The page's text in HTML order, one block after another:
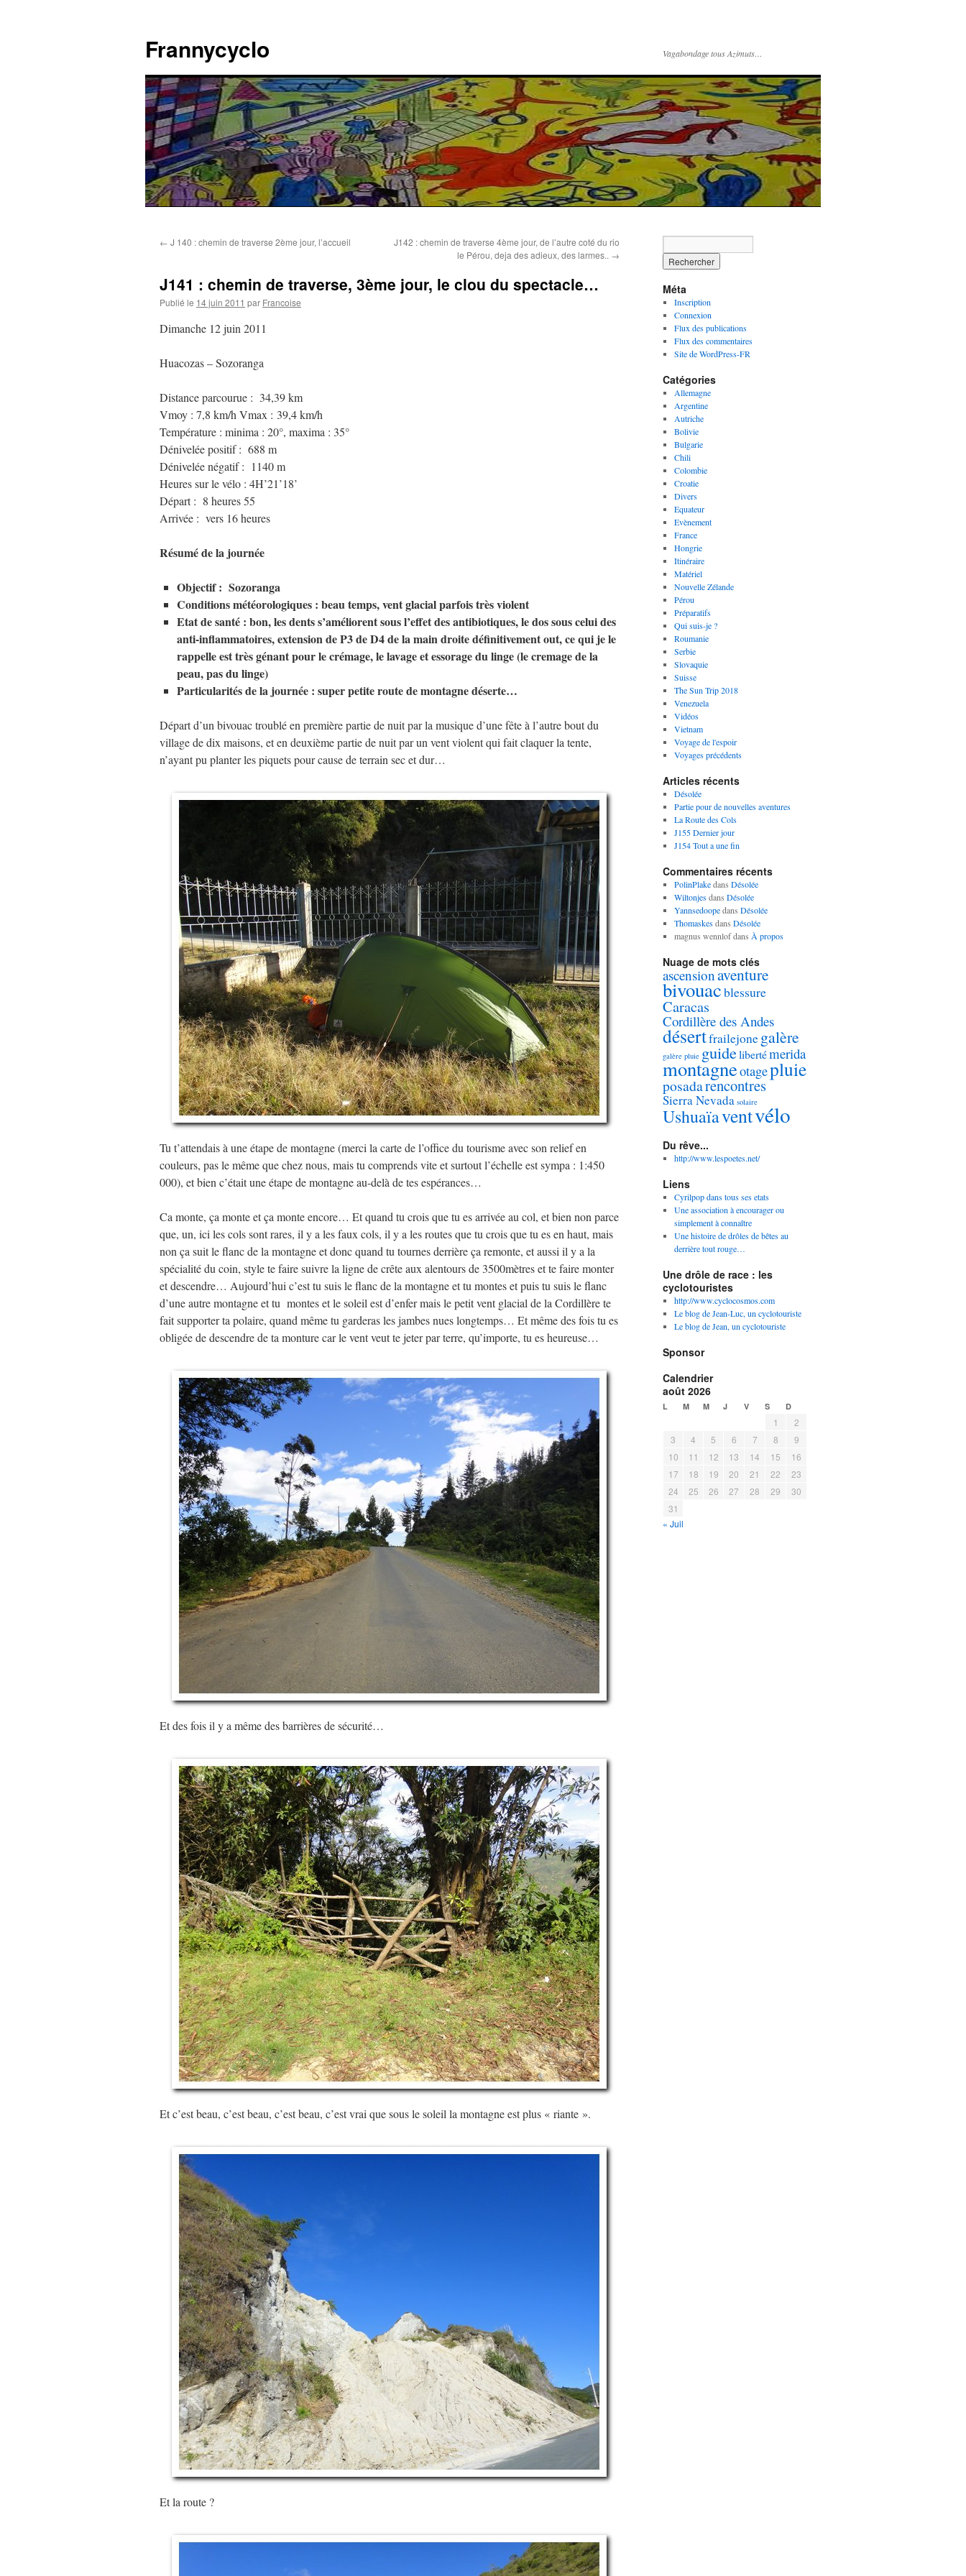
contenu
Frannycyclo Vagabondage tous Azimuts…
← J 140 : chemin de traverse 2ème jour, l’accueil
J142 : chemin de traverse 4ème jour, de l’autre coté du rio
le Pérou, deja des adieux, des larmes.. →
J141 : chemin de traverse, 3ème jour, le clou du spectacle…
Publié le 14 juin 2011 par Francoise
Dimanche 12 juin 2011
Huacozas – Sozoranga
Distance parcourue : 34,39 km
Vmoy : 7,8 km/h Vmax : 39,4 km/h
Température : minima : 20°, maxima : 35°
Dénivelée positif : 688 m
Dénivelée négatif : 1140 m
Heures sur le vélo : 4H’21’18’
Départ : 8 heures 55
Arrivée : vers 16 heures
Résumé de la journée
Objectif : Sozoranga
Conditions météorologiques : beau temps, vent glacial parfois très violent
Etat de santé : bon, les dents s’améliorent sous l’effet des antibiotiques, le dos sous celui des
anti-inflammatoires, extension de P3 de D4 de la main droite définitivement out, ce qui je le
rappelle est très génant pour le crémage, le lavage et essorage du linge (le cremage de la
peau, pas du linge)
Particularités de la journée : super petite route de montagne déserte…
Départ d’un bivouac troublé en première partie de nuit par la musique d’une fête à l’autre bout du
village de dix maisons, et en deuxième partie de nuit par un vent violent qui fait claquer la tente,
n’ayant pu planter les piquets pour cause de terrain sec et dur…
Tu t’attendais à une étape de montagne (merci la carte de l’office du tourisme avec son relief en
couleurs, pas le même que chez nous, mais tu comprends vite et surtout l’échelle est sympa : 1:450
000), et bien c’était une étape de montagne au-delà de tes espérances…
Ca monte, ça monte et ça monte encore… Et quand tu crois que tu es arrivée au col, et bien non parce
que, un, ici les cols sont rares, il y a les faux cols, il y a les routes que tu crois que tu es en haut, mais
non ça suit le flanc de la montagne et donc quand tu tournes derrière ça remonte, et aussi il y a la
spécialité du coin, style te faire suivre la ligne de crête aux alentours de 3500mètres et te faire monter
et descendre… Aujourd’hui c’est tu suis le flanc de la montagne et tu montes et puis tu suis le flanc
d’une autre montagne et tu montes et le soleil est d’enfer mais le petit vent glacial de la Cordillère te
fait supporter ta polaire, quand même tu garderas les jambes nues longtemps… Et même des fois tu es
obligée de descendre de ta monture car le vent veut te jeter par terre, qu’importe, tu es heureuse…
Et des fois il y a même des barrières de sécurité…
Et c’est beau, c’est beau, c’est beau, c’est vrai que sous le soleil la montagne est plus « riante ».
Et la route ?
Méta
Inscription
Connexion
Flux des publications
Flux des commentaires
Site de WordPress-FR
Catégories
Allemagne
Argentine
Autriche
Bolivie
Bulgarie
Chili
Colombie
Croatie
Divers
Equateur
Evènement
France
Hongrie
Itinéraire
Matériel
Nouvelle Zélande
Pérou
Préparatifs
Qui suis-je ?
Roumanie
Serbie
Slovaquie
Suisse
The Sun Trip 2018
Venezuela
Vidéos
Vietnam
Voyage de l'espoir
Voyages précédents
Articles récents
Désolée
Partie pour de nouvelles aventures
La Route des Cols
J155 Dernier jour
J154 Tout a une fin
Commentaires récents
PolinPlakedans Désolée
Wiltonjesdans Désolée
Yannsedoopedans Désolée
Thomaskesdans Désolée
magnus wennlofdans À propos
Nuage de mots clés
ascensionaventure
bivouacblessure
Caracas
Cordillère des Andes
désertfrailejonegalère
galère pluie guidelibertémerida
montagneotagepluie
posadarencontres
Sierra Nevada solaire
Ushuaïaventvélo
Du rêve...
http://www.lespoetes.net/
Liens
Cyrilpop dans tous ses etats
Une association à encourager ou
simplement à connaître
Une histoire de drôles de bêtes au
derrière tout rouge…
Une drôle de race : les
cyclotouristes
http://www.cyclocosmos.com
Le blog de Jean-Luc, un cyclotouriste
Le blog de Jean, un cyclotouriste
Sponsor
Calendrier
août 2026
L M M J V S D
1
2
3
4 5 6 7 8
9
10
11 12 13 14 15
16
17
18 19 20 21 22
23
24
25 26 27 28 29
30
31
« Juil